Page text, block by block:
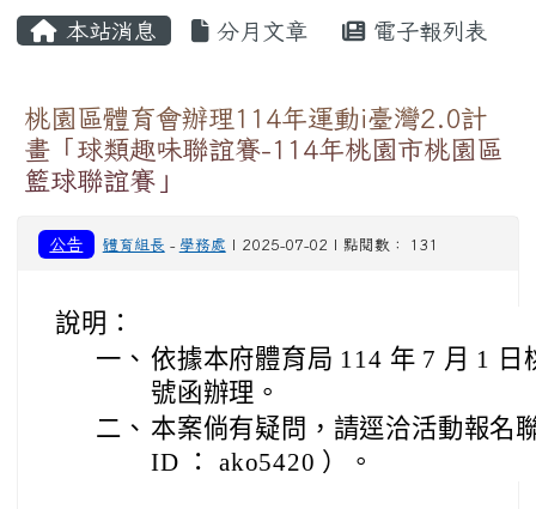
本站消息 分月文章 電子報列表
桃園區體育會辦理114年運動i臺灣2.0計
畫「球類趣味聯誼賽-114年桃園市桃園區
籃球聯誼賽」
公告 體育組長 - 學務處 | 2025-07-02 | 點閱數： 131
說明：
一、 依據本府體育局 114 年 7 月 1 日
號函辦理。
二、 本案倘有疑問，請逕洽活動報名
ID ： ako5420 ）。